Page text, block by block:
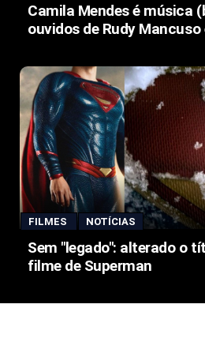
Camila Mendes é música
ouvidos de Rudy Mancuso
FILMES NOTÍCIAS
Sem "legado": alterado o
filme de Superman